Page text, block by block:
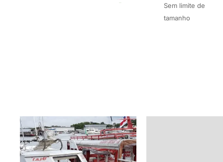
Sem limite de
tamanho